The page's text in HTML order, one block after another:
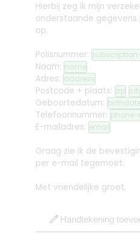
Hierbij zeg ik mijn
onderstaande gegevens
op.
Polisnummer:
Naam: name
Adres: address
Postcode + plaats: zip
Geboortedatum:
Telefoonnummer:
E-mailadres: email
Graag zie ik de
per e-mail tegemoet.
Met vriendelijke groet,
edit Handtekening